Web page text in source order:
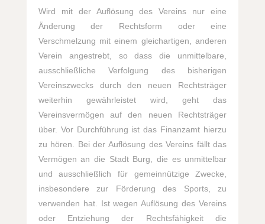
Wird mit der Auflösung des Vereins nur eine
Änderung der Rechtsform oder eine
Verschmelzung mit einem gleichartigen, anderen
Verein angestrebt, so dass die unmittelbare,
ausschließliche Verfolgung des bisherigen
Vereinszwecks durch den neuen Rechtsträger
weiterhin gewährleistet wird, geht das
Vereinsvermögen auf den neuen Rechtsträger
über. Vor Durchführung ist das Finanzamt hierzu
zu hören. Bei der Auflösung des Vereins fällt das
Vermögen an die Stadt Burg, die es unmittelbar
und ausschließlich für gemeinnützige Zwecke,
insbesondere zur Förderung des Sports, zu
verwenden hat. Ist wegen Auflösung des Vereins
oder Entziehung der Rechtsfähigkeit die